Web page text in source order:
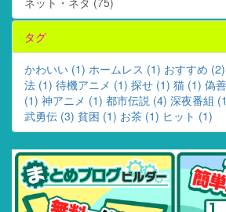
タグ
かわいい (1) ホームレス (1) おすすめ (2)
法 (1) 待機アニメ (1) 探せ (1) 猫 (1) 偽
(1) 神アニメ (1) 都市伝説 (4) 深夜番組
武勇伝 (3) 貧困 (1) お茶 (1) ヒット (1)